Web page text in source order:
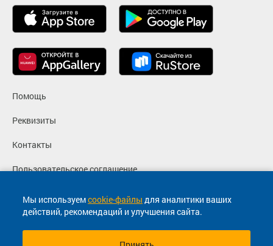
Мы используемcookie-файлы для аналитики ваших
действий, рекомендаций и улучшения сайта.
Помощь
Реквизиты
Контакты
Пользовательское соглашение
Политика конфиденциальности
Согласие на маркетинговые сообщения